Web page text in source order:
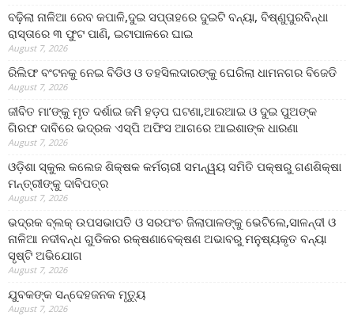
ବଢ଼ିଲା ନାଳିଆ ରେବ କପାଳି,ଦୁଇ ସପ୍ତାହରେ ଦୁଇଟି ବନ୍ୟା, ବିଷ୍ଣୁପୁରବିନ୍ଧା
ରାସ୍ତାରେ ୩ ଫୁଟ ପାଣି, ଇଟାପାଳରେ ଘାଇ
August 7, 2026
ରିଲିଫ ବଂଟନକୁ ନେଇ ବିଡିଓ ଓ ତହସିଲଦାରଙ୍କୁ ଘେରିଲା ଧାମନଗର ବିଜେଡି
August 7, 2026
ଜୀବିତ ମା’ଙ୍କୁ ମୃତ ଦର୍ଶାଇ ଜମି ହଡ଼ପ ଘଟଣା,ଆରଆଇ ଓ ଦୁଇ ପୁଅଙ୍କ
ଗିରଫ ଦାବିରେ ଭଦ୍ରକ ଏସ୍‌ପି ଅଫିସ ଆଗରେ ଆଇଶାଙ୍କ ଧାରଣା
August 7, 2026
ଓଡ଼ିଶା ସ୍କୁଲ କଲେଜ ଶିକ୍ଷକ କର୍ମଚାରୀ ସମନ୍ୱୟ ସମିତି ପକ୍ଷରୁ ଗଣଶିକ୍ଷା
ମନ୍ତ୍ରୀଙ୍କୁ ଦାବିପତ୍ର
August 7, 2026
ଭଦ୍ରକ ବ୍ଲକ୍ ଉପସଭାପତି ଓ ସରପଂଚ ଜିଲାପାଳଙ୍କୁ ଭେଟିଲେ,ସାଳନ୍ଦୀ ଓ
ନାଳିଆ ନଦୀବନ୍ଧ ଗୁଡିକର ରକ୍ଷଣାବେକ୍ଷଣ ଅଭାବରୁ ମନୁଷ୍ୟକୃତ ବନ୍ୟା
ସୃଷ୍ଟି ଅଭିଯୋଗ
August 7, 2026
ଯୁବକଙ୍କ ସନ୍ଦେହଜନକ ମୃତ୍ୟୁ
August 7, 2026